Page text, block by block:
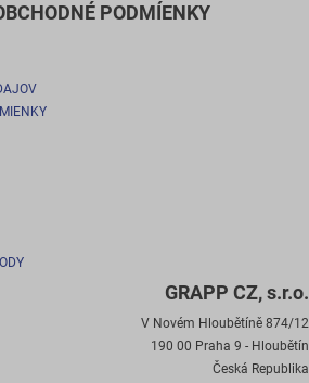
PODMÍENKY
GRAPP CZ, s.r.o.
V Novém Hloubětíně 874/12
190 00 Praha 9 - Hloubětín
Česká Republika